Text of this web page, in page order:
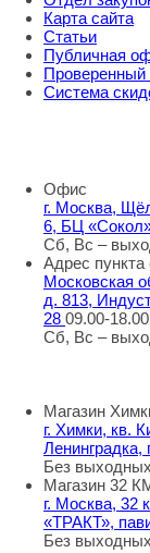
Карта сайта
Статьи
Публичная
Проверенный
Система
Офис
г. Москва,
6, БЦ
Сб, Вс –
Адрес
Московская
д. 813,
28 09.00-18.00
Сб, Вс –
Магазин
г. Химки, кв.
Ленинградка,
Без выходных
Магазин 32
г. Москва, 32
«ТРАКТ»,
Без выходных